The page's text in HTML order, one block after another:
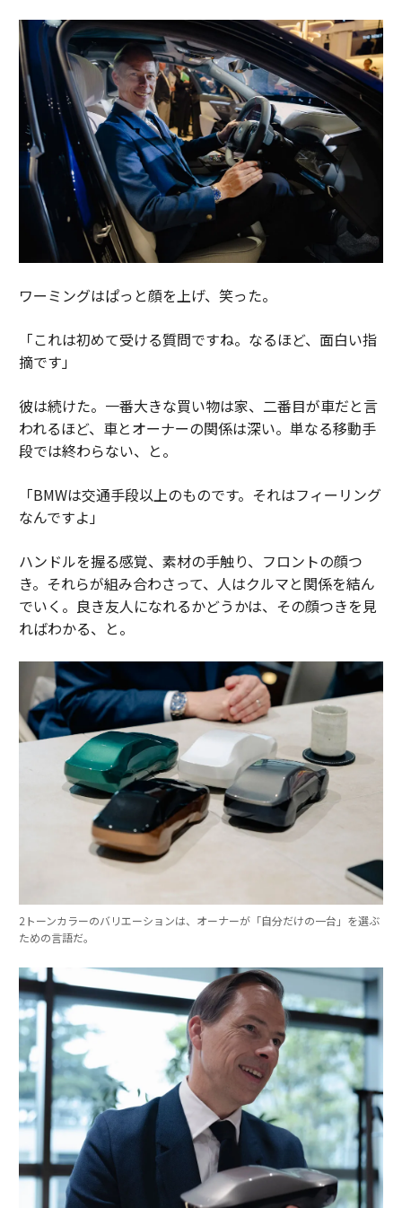
ワーミングはぱっと顔を上げ、笑った。
「これは初めて受ける質問ですね。なるほど、面白い指
摘です」
彼は続けた。一番大きな買い物は家、二番目が車だと言
われるほど、車とオーナーの関係は深い。単なる移動手
段では終わらない、と。
「BMWは交通手段以上のものです。それはフィーリング
なんですよ」
ハンドルを握る感覚、素材の手触り、フロントの顔つ
き。それらが組み合わさって、人はクルマと関係を結ん
でいく。良き友人になれるかどうかは、その顔つきを見
ればわかる、と。
2トーンカラーのバリエーションは、オーナーが「自分だけの一台」を選ぶ
ための言語だ。